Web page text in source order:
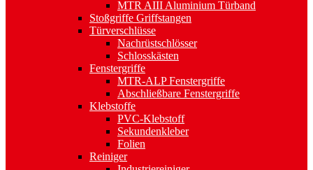
MTR AIII Aluminium Türband
Stoßgriffe Griffstangen
Türverschlüsse
Nachrüstschlösser
Schlosskästen
Fenstergriffe
MTR-ALP Fenstergriffe
Abschließbare Fenstergriffe
Klebstoffe
PVC-Klebstoff
Sekundenkleber
Folien
Reiniger